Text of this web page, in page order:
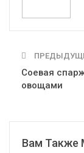
Соевая
овощами
Вам Также